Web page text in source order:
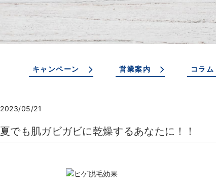
キャンペーン 営業案内 コラム
2023/05/21
夏でも肌ガビガビに乾燥するあなたに！！